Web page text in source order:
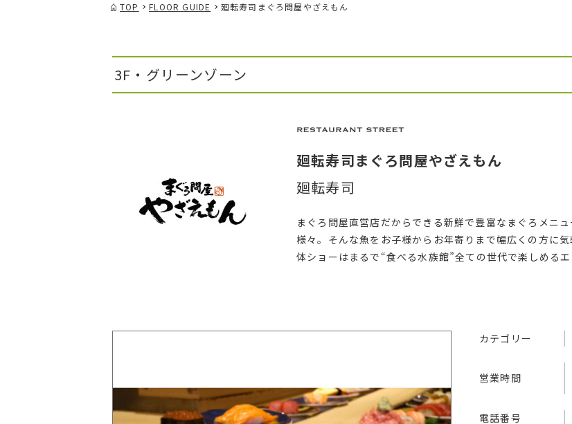
TOP FLOOR GUIDE 廻転寿司まぐろ問屋やざえもん
3F・グリーンゾーン
廻転寿司まぐろ問屋やざえもん
廻転寿司
まぐろ問屋直営店だからできる新鮮で豊富なまぐろメニ
様々。そんな魚をお子様からお年寄りまで幅広くの方に
体ショーはまるで“食べる水族館”全ての世代で楽しめるエ
カテゴリー
営業時間
電話番号